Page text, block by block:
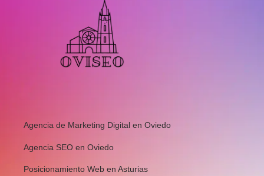
Agencia de Marketing Digital en Oviedo
Agencia SEO en Oviedo
Posicionamiento Web en Asturias